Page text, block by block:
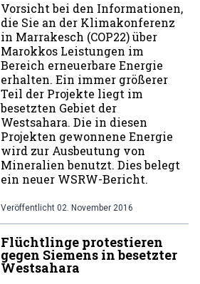
Vorsicht bei den Informationen,
die Sie an der Klimakonferenz
in Marrakesch (COP22) über
Marokkos Leistungen im
Bereich erneuerbare Energie
erhalten. Ein immer größerer
Teil der Projekte liegt im
besetzten Gebiet der
Westsahara. Die in diesen
Projekten gewonnene Energie
wird zur Ausbeutung von
Mineralien benutzt. Dies belegt
ein neuer WSRW-Bericht.
Veröffentlicht 02. November 2016
Flüchtlinge protestieren
gegen Siemens in besetzter
Westsahara